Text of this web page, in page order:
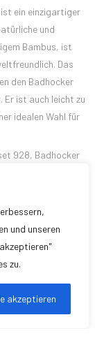
und unseren
zu.
akzeptieren
ist ein einzigartiger
und
Bambus, ist
Das
den Badhocker
Er ist auch leicht zu
idealen Wahl für
928, Badhocker
kombinieren.
oder einem
den
Ihrem Geschmack